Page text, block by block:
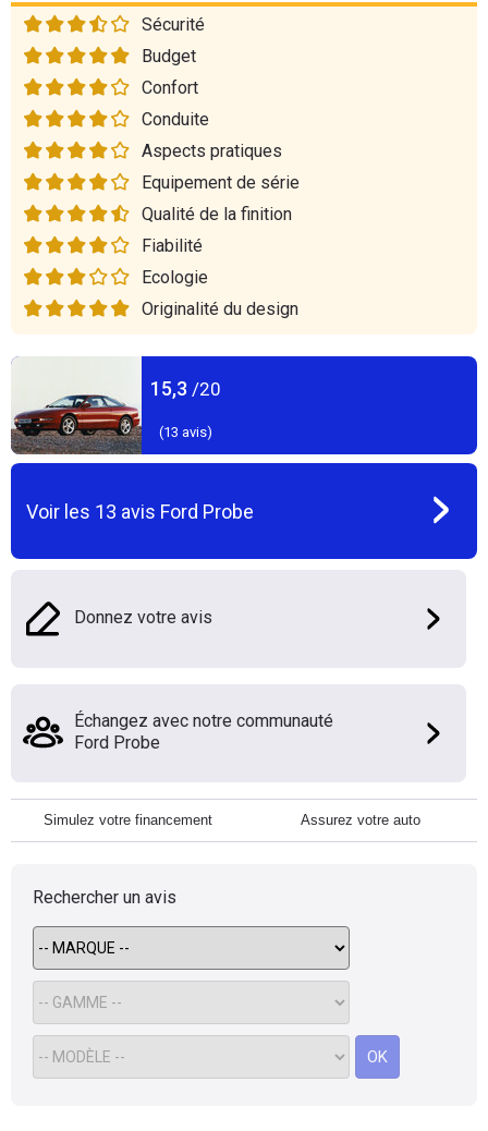
Sécurité
Budget
Confort
Conduite
Aspects pratiques
Equipement de série
Qualité de la finition
Fiabilité
Ecologie
Originalité du design
15,3 /20
(13 avis)
Voir les 13 avis Ford Probe
Donnez votre avis
Échangez avec notre communauté
Ford Probe
Simulez votre financement Assurez votre auto
Rechercher un avis
OK